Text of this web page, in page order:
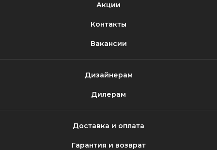
Акции
Контакты
Вакансии
Дизайнерам
Дилерам
Доставка и оплата
Гарантия и возврат